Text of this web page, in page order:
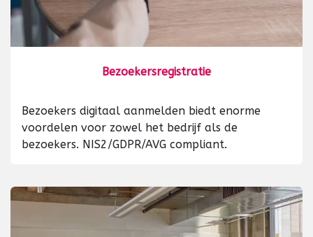
Bezoekersregistratie
Bezoekers digitaal aanmelden biedt enorme
voordelen voor zowel het bedrijf als de
bezoekers. NIS2/GDPR/AVG compliant.